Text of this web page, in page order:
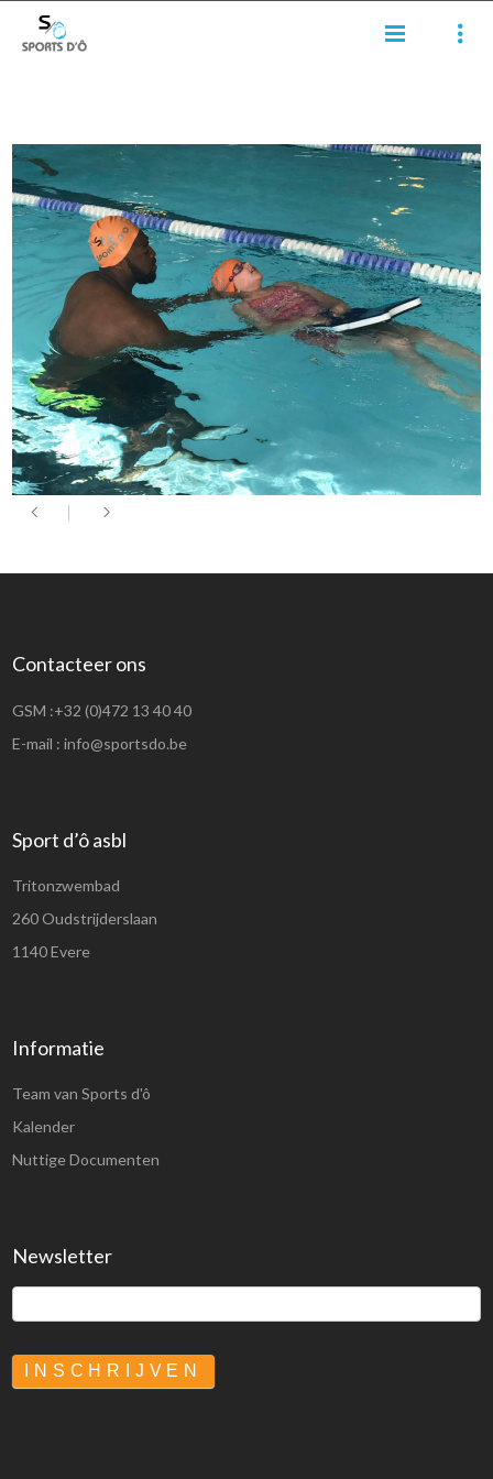
Contacteer ons
GSM :+32 (0)472 13 40 40
E-mail :info@sportsdo.be
Sport d’ô asbl
Tritonzwembad
260 Oudstrijderslaan
1140 Evere
Informatie
Team van Sports d'ô
Kalender
Nuttige Documenten
Newsletter
INSCHRIJVEN